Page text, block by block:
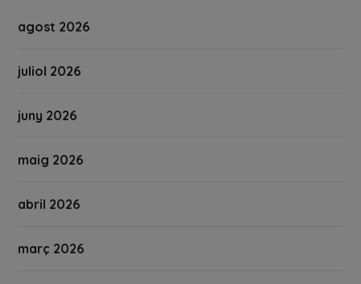
agost 2026
juliol 2026
juny 2026
maig 2026
abril 2026
març 2026